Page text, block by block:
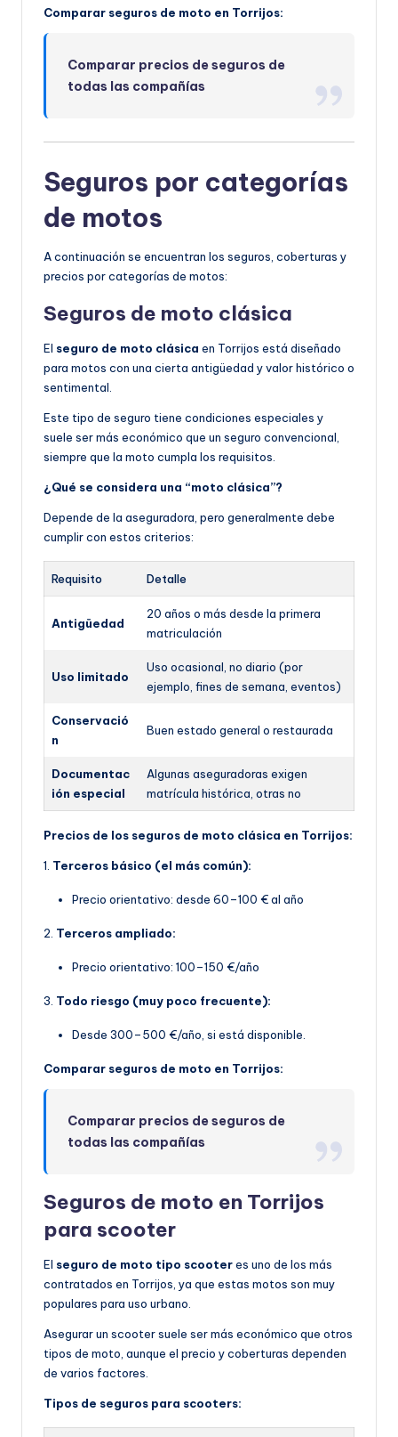
Comparar seguros de moto en Torrijos:
Comparar precios de seguros de
todas las compañías
Seguros por categorías
de motos
A continuación se encuentran los seguros, coberturas y
precios por categorías de motos:
Seguros de moto clásica
El seguro de moto clásica en Torrijos está diseñado
para motos con una cierta antigüedad y valor histórico o
sentimental.
Este tipo de seguro tiene condiciones especiales y
suele ser más económico que un seguro convencional,
siempre que la moto cumpla los requisitos.
¿Qué se considera una “moto clásica”?
Depende de la aseguradora, pero generalmente debe
cumplir con estos criterios:
Requisito Detalle
Antigüedad
20 años o más desde la primera
matriculación
Uso limitado
Uso ocasional, no diario (por
ejemplo, fines de semana, eventos)
Conservació
n
Buen estado general o restaurada
Documentac
ión especial
Algunas aseguradoras exigen
matrícula histórica, otras no
Precios de los seguros de moto clásica en Torrijos:
1. Terceros básico (el más común):
Precio orientativo: desde 60–100 € al año
2. Terceros ampliado:
Precio orientativo: 100–150 €/año
3. Todo riesgo (muy poco frecuente):
Desde 300–500 €/año, si está disponible.
Comparar seguros de moto en Torrijos:
Comparar precios de seguros de
todas las compañías
Seguros de moto en Torrijos
para scooter
El seguro de moto tipo scooteres uno de los más
contratados en Torrijos, ya que estas motos son muy
populares para uso urbano.
Asegurar un scooter suele ser más económico que otros
tipos de moto, aunque el precio y coberturas dependen
de varios factores.
Tipos de seguros para scooters: